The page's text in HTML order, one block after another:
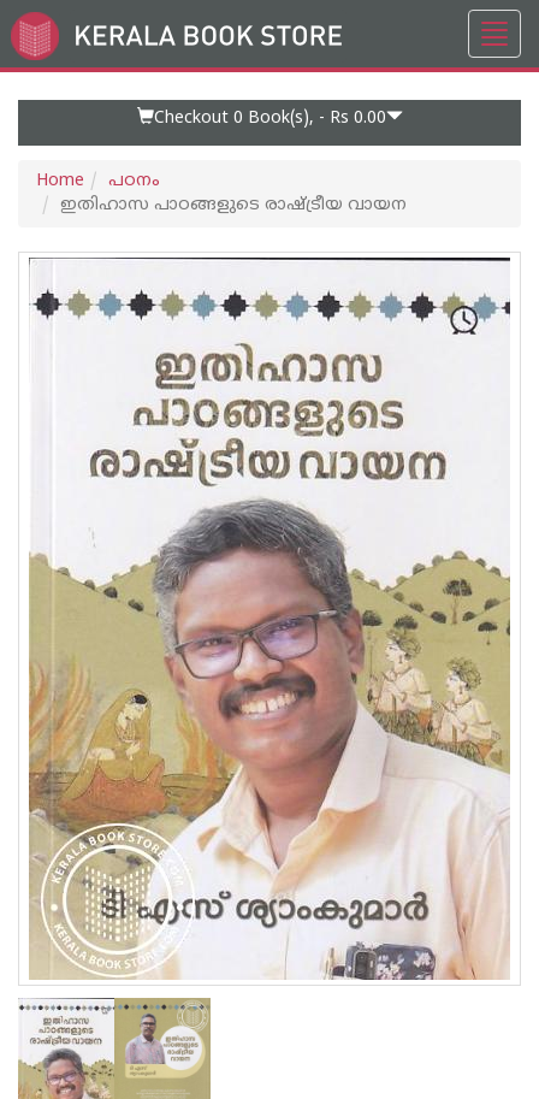
Go
to
Checkout 0 Book(s), - Rs 0.00
Home
പഠനം
ഇതിഹാസ പാഠങ്ങളുടെ രാഷ്ട്രീയ വായന